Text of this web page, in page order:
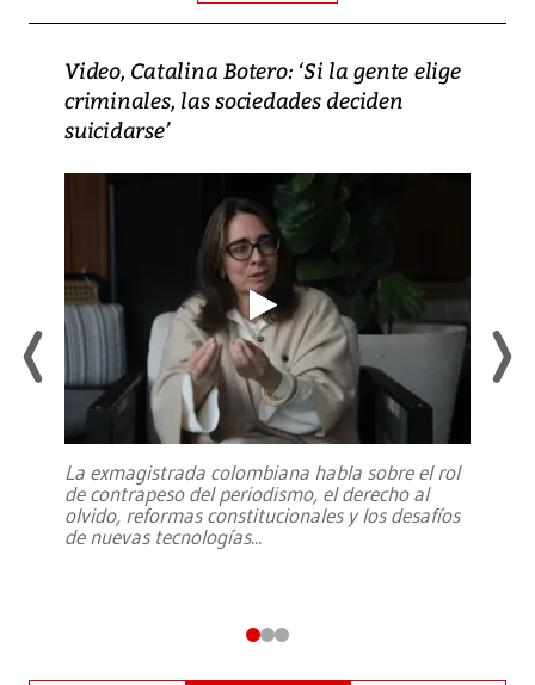
Video, Catalina Botero: ‘Si la gente elige
criminales, las sociedades deciden
suicidarse’
La exmagistrada colombiana habla sobre el rol
de contrapeso del periodismo, el derecho al
olvido, reformas constitucionales y los desafíos
de nuevas tecnologías...